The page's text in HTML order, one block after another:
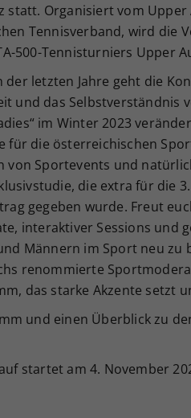
statt. Organisiert vom
Tennisverband, wird die
500-Tennisturniers Upper
der letzten Jahre geht die
und das Selbstverständnis
im Winter 2023
für die österreichischen
von Sportevents und
die extra für die
gegeben wurde. Freut
interaktiver Sessions und
Männern im Sport neu
renommierte
das starke Akzente setzt
und einen Überblick zu
startet am 4. November